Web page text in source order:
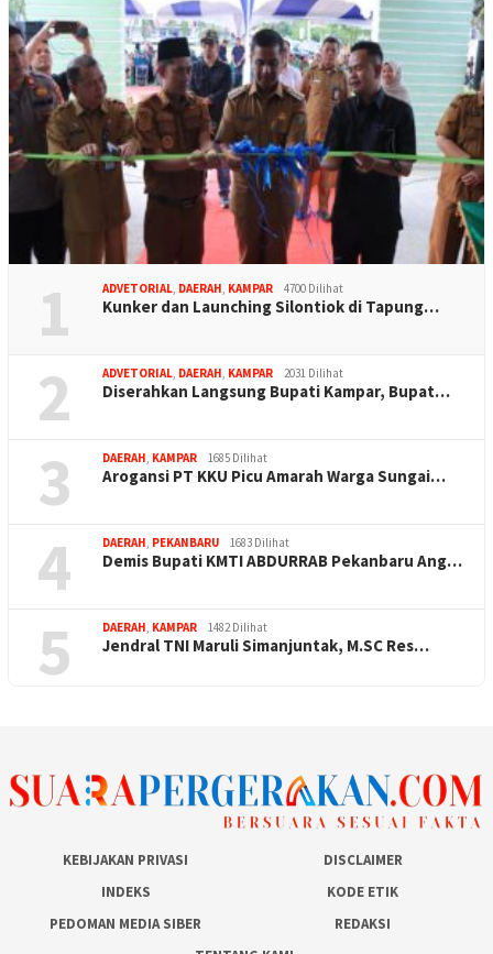
1 ADVETORIAL, DAERAH, KAMPAR 4700 Dilihat
Kunker dan Launching Silontiok di Tapung…
2 ADVETORIAL, DAERAH, KAMPAR 2031 Dilihat
Diserahkan Langsung Bupati Kampar, Bupat…
3 DAERAH, KAMPAR 1685 Dilihat
Arogansi PT KKU Picu Amarah Warga Sungai…
4 DAERAH, PEKANBARU 1683 Dilihat
Demis Bupati KMTI ABDURRAB Pekanbaru Ang…
5 DAERAH, KAMPAR 1482 Dilihat
Jendral TNI Maruli Simanjuntak, M.SC Res…
KEBIJAKAN PRIVASI
DISCLAIMER
INDEKS
KODE ETIK
PEDOMAN MEDIA SIBER
REDAKSI